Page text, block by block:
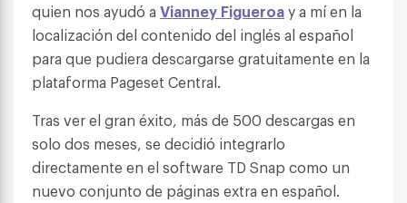
quien nos ayudó a Vianney Figueroay a mí en la
localización del contenido del inglés al español
para que pudiera descargarse gratuitamente en la
plataforma Pageset Central.
Tras ver el gran éxito, más de 500 descargas en
solo dos meses, se decidió integrarlo
directamente en el software TD Snap como un
nuevo conjunto de páginas extra en español.